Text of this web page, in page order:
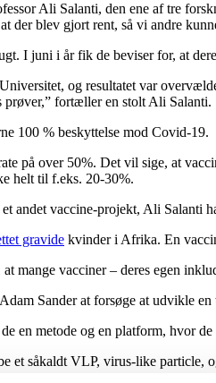
Ali Salanti, den ene af tre
der blev gjort rent, så vi andre
I juni i år fik de beviser for, at
og resultatet var
prøver,” fortæller en stolt Ali Salanti.
100 % beskyttelse mod Covid-19.
på over 50%. Det vil sige, at
helt til f.eks. 20-30%.
andet vaccine-projekt, Ali Salanti
gravide kvinder i Afrika. En
mange vacciner – deres egen
Sander at forsøge at udvikle
en metode og en platform, hvor
et såkaldt VLP, virus-like particle,